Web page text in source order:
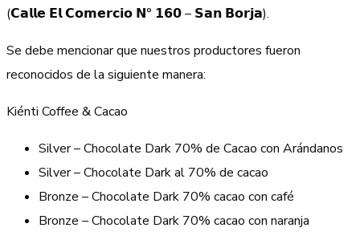
(𝗖𝗮𝗹𝗹𝗲 𝗘𝗹 𝗖𝗼𝗺𝗲𝗿𝗰𝗶𝗼 𝗡° 𝟭𝟲𝟬 – 𝗦𝗮𝗻 𝗕𝗼𝗿𝗷𝗮).
Se debe mencionar que nuestros productores fueron
reconocidos de la siguiente manera:
Kiénti Coffee & Cacao
Silver – Chocolate Dark 70% de Cacao con Arándanos
Silver – Chocolate Dark al 70% de cacao
Bronze – Chocolate Dark 70% cacao con café
Bronze – Chocolate Dark 70% cacao con naranja